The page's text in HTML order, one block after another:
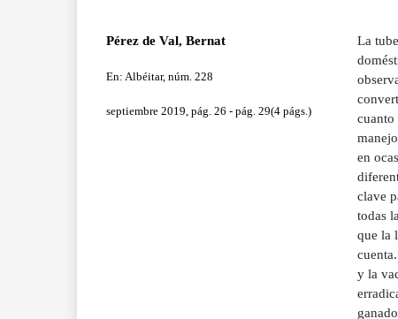
Pérez de Val, Bernat
En: Albéitar, núm. 228
septiembre 2019, pág. 26 - pág. 29(4 págs.)
La
cuanto
en
clave
todas
que la
y la